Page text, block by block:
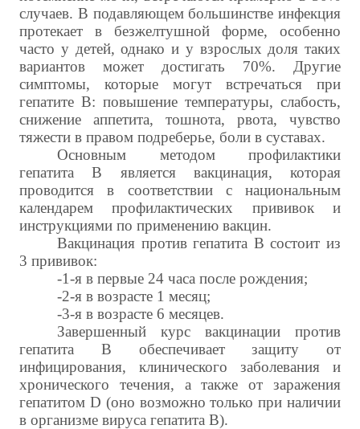
случаев. В подавляющем большинстве инфекция
протекает в безжелтушной форме, особенно
часто у детей, однако и у взрослых доля таких
вариантов может достигать 70%. Другие
симптомы, которые могут встречаться при
гепатите В: повышение температуры, слабость,
снижение аппетита, тошнота, рвота, чувство
тяжести в правом подреберье, боли в суставах.
Основным методом профилактики
гепатита В является вакцинация, которая
проводится в соответствии с национальным
календарем профилактических прививок и
инструкциями по применению вакцин.
Вакцинация против гепатита В состоит из
3 прививок:
-1-я в первые 24 часа после рождения;
-2-я в возрасте 1 месяц;
-3-я в возрасте 6 месяцев.
Завершенный курс вакцинации против
гепатита В обеспечивает защиту от
инфицирования, клинического заболевания и
хронического течения, а также от заражения
гепатитом D (оно возможно только при наличии
в организме вируса гепатита В).